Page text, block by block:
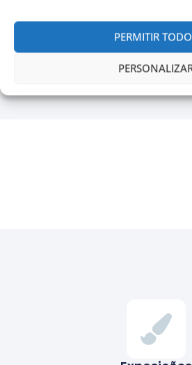
PERMITIR
Artes